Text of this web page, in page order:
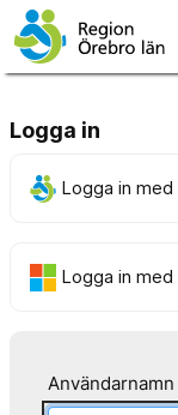
Logga in
Logga in med
Logga in med
Användarnamn